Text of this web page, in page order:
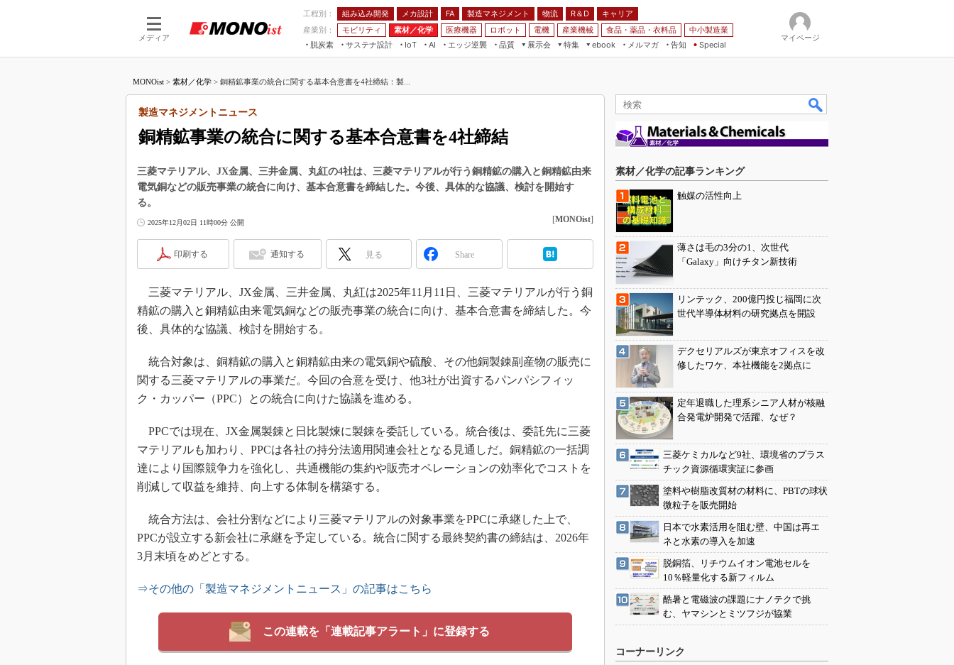
メディア
工程別： 組み込み開発 メカ設計 FA 製造マネジメント 物流 R＆D
キャリア
産業別：
モビリティ 素材／化学 医療機器 ロボット 電機 産業機械 食品・薬品・衣料品
中小製造業
脱炭素
サステナ設計
IoT
つながる工場
AI
AI×設備保全
エッジ逆襲 品質
展示会
JIMTOF
IIFES
ジャパンモビリティショー
スマート工場EXPO
EdgeTech+
日本ものづくりワールド
AUTOMOTIVE WORLD
特集
VR／AR
フィールドサービス
FPGA
組み込み画像技術
車載ソフト開発
無償設計ツール
S＆OP
インダストリー4.0
製造業ビッグデータ
メイドインジャパン
海外生産
グローバル設計・開発
新型コロナへの対応
ebook
モビリティ
素材／化学
メルマガ
告知 Special
マイページ
MONOist > 素材／化学 > 銅精鉱事業の統合に関する基本合意書を4社締結：製...
銅精鉱事業の統合に関する基本合意書を4社締結
製造マネジメントニュース
三菱マテリアル、JX金属、三井金属、丸紅の4社は、三菱マテリアルが行う銅精鉱の購入と銅精鉱由来
電気銅などの販売事業の統合に向け、基本合意書を締結した。今後、具体的な協議、検討を開始す
る。
2025年12月02日 11時00分 公開 [MONOist]
印刷する 通知する 見る Share
三菱マテリアル、JX金属、三井金属、丸紅は2025年11月11日、三菱マテリアルが行う銅
精鉱の購入と銅精鉱由来電気銅などの販売事業の統合に向け、基本合意書を締結した。今
後、具体的な協議、検討を開始する。
統合対象は、銅精鉱の購入と銅精鉱由来の電気銅や硫酸、その他銅製錬副産物の販売に
関する三菱マテリアルの事業だ。今回の合意を受け、他3社が出資するパンパシフィッ
ク・カッパー（PPC）との統合に向けた協議を進める。
PPCでは現在、JX金属製錬と日比製煉に製錬を委託している。統合後は、委託先に三菱
マテリアルも加わり、PPCは各社の持分法適用関連会社となる見通しだ。銅精鉱の一括調
達により国際競争力を強化し、共通機能の集約や販売オペレーションの効率化でコストを
削減して収益を維持、向上する体制を構築する。
統合方法は、会社分割などにより三菱マテリアルの対象事業をPPCに承継した上で、
PPCが設立する新会社に承継を予定している。統合に関する最終契約書の締結は、2026年
3月末頃をめどとする。
⇒その他の「製造マネジメントニュース」の記事はこちら
この連載を「連載記事アラート」に登録する
素材／化学の記事ランキング
触媒の活性向上
薄さは毛の3分の1、次世代
「Galaxy」向けチタン新技術
リンテック、200億円投じ福岡に次
世代半導体材料の研究拠点を開設
デクセリアルズが東京オフィスを改
修したワケ、本社機能を2拠点に
定年退職した理系シニア人材が核融
合発電炉開発で活躍、なぜ？
三菱ケミカルなど9社、環境省のプラス
チック資源循環実証に参画
塗料や樹脂改質材の材料に、PBTの球状
微粒子を販売開始
日本で水素活用を阻む壁、中国は再エ
ネと水素の導入を加速
脱銅箔、リチウムイオン電池セルを
10％軽量化する新フィルム
酷暑と電磁波の課題にナノテクで挑
む、ヤマシンとミツフジが協業
コーナーリンク